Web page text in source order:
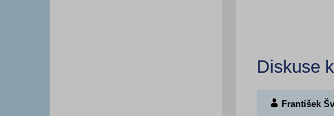
Diskuse
František